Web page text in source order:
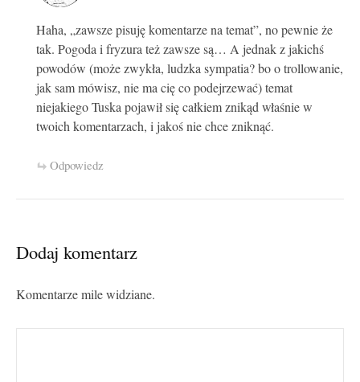
Haha, „zawsze pisuję komentarze na temat”, no pewnie że
tak. Pogoda i fryzura też zawsze są… A jednak z jakichś
powodów (może zwykła, ludzka sympatia? bo o trollowanie,
jak sam mówisz, nie ma cię co podejrzewać) temat
niejakiego Tuska pojawił się całkiem znikąd właśnie w
twoich komentarzach, i jakoś nie chce zniknąć.
Odpowiedz
Dodaj komentarz
Komentarze mile widziane.